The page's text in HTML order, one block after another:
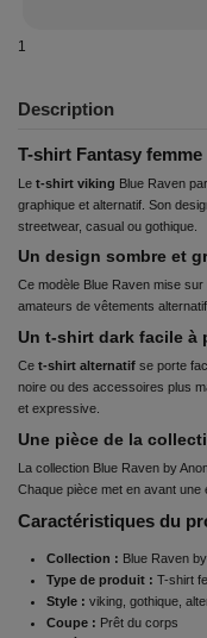
1
Description
T-shirt Fantasy
Le t-shirt viking Blue Raven
graphique et alternatif. Son
streetwear, casual ou gothique.
Un design sombre et
Ce modèle Blue Raven mise
amateurs de vêtements
Un t-shirt dark facile à
Ce t-shirt alternatif se porte
noire ou des accessoires plus
et expressive.
Une pièce de la
La collection Blue Raven by
Chaque pièce met en avant une
Caractéristiques du
Collection : Blue Raven
Type de produit : T-shirt
Style : viking, gothique,
Coupe : Prêt du corps